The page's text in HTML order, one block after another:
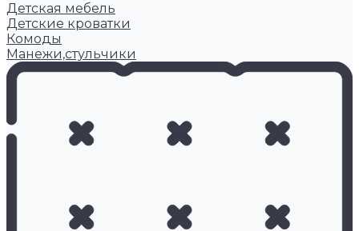
Детская мебель
Детские кроватки
Комоды
Манежи,стульчики